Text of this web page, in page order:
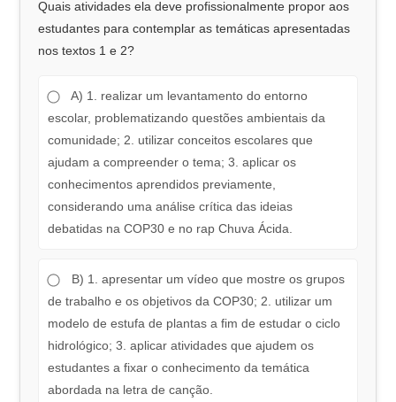
Quais atividades ela deve profissionalmente propor aos
estudantes para contemplar as temáticas apresentadas
nos textos 1 e 2?
A) 1. realizar um levantamento do entorno
escolar, problematizando questões ambientais da
comunidade; 2. utilizar conceitos escolares que
ajudam a compreender o tema; 3. aplicar os
conhecimentos aprendidos previamente,
considerando uma análise crítica das ideias
debatidas na COP30 e no rap Chuva Ácida.
B) 1. apresentar um vídeo que mostre os grupos
de trabalho e os objetivos da COP30; 2. utilizar um
modelo de estufa de plantas a fim de estudar o ciclo
hidrológico; 3. aplicar atividades que ajudem os
estudantes a fixar o conhecimento da temática
abordada na letra de canção.